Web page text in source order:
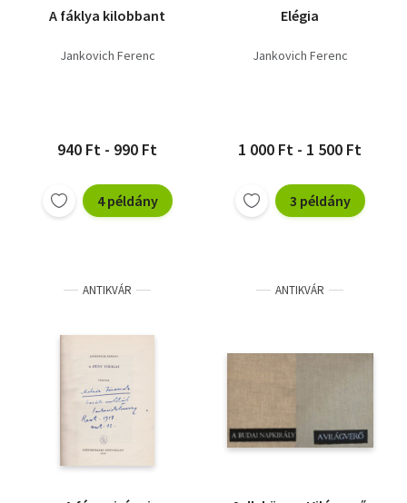
A fáklya kilobbant
Jankovich Ferenc
940 Ft - 990 Ft
4 példány
Elégia
Jankovich Ferenc
1 000 Ft - 1 500 Ft
3 példány
ANTIKVÁR ANTIKVÁR